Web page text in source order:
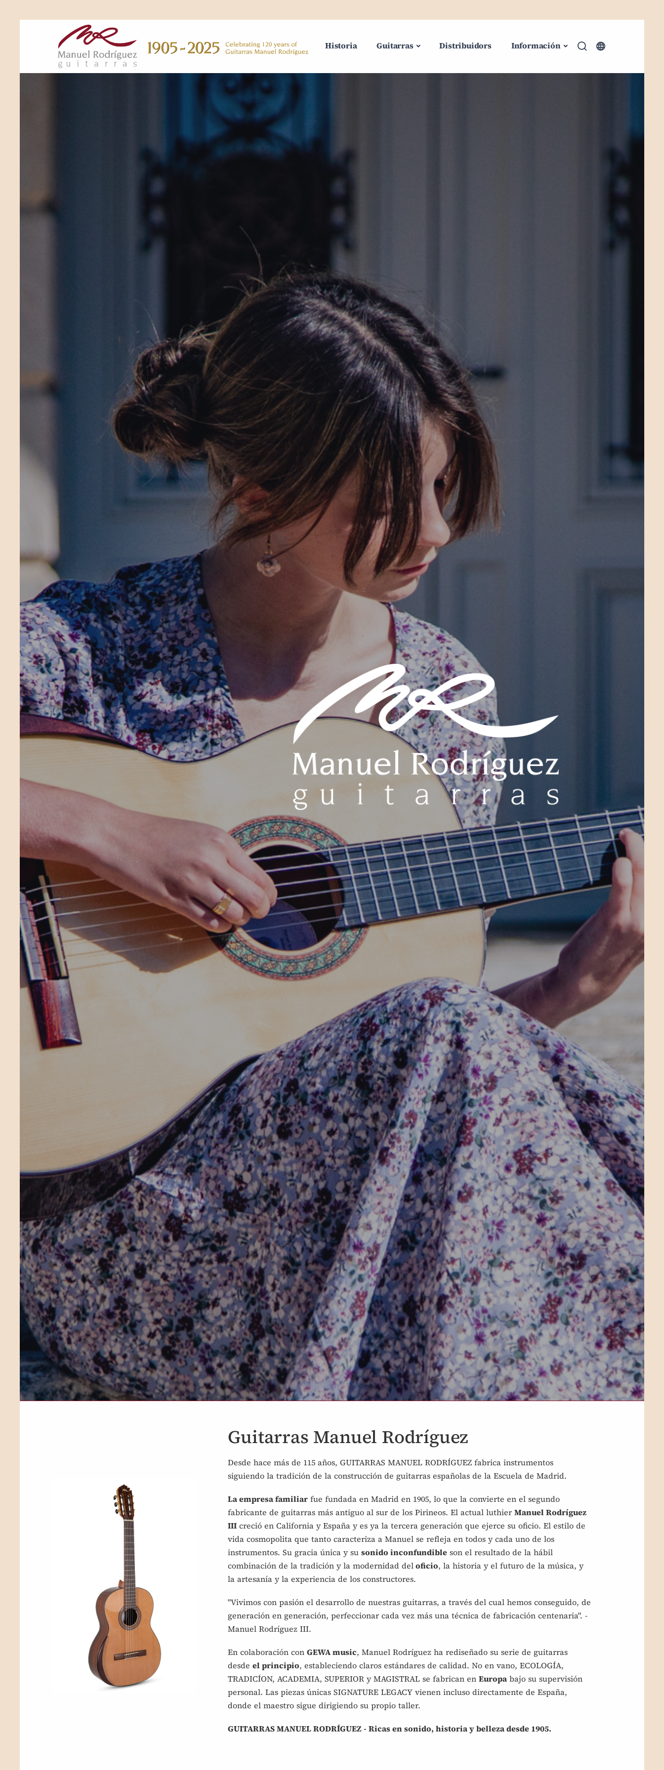
Historia Guitarras Distribuidors Información
Guitarras Manuel Rodríguez
Desde hace más de 115 años, GUITARRAS MANUEL RODRÍGUEZ fabrica instrumentos
siguiendo la tradición de la construcción de guitarras españolas de la Escuela de Madrid.
La empresa familiar fue fundada en Madrid en 1905, lo que la convierte en el segundo
fabricante de guitarras más antiguo al sur de los Pirineos. El actual luthierManuel Rodríguez
III creció en California y España y es ya la tercera generación que ejerce su oficio. El estilo de
vida cosmopolita que tanto caracteriza a Manuel se refleja en todos y cada uno de los
instrumentos. Su gracia única y susonido inconfundible son el resultado de la hábil
combinación de la tradición y la modernidad deloficio, la historia y el futuro de la música, y
la artesanía y la experiencia de los constructores.
"Vivimos con pasión el desarrollo de nuestras guitarras, a través del cual hemos conseguido, de
generación en generación, perfeccionar cada vez más una técnica de fabricación centenaria". -
Manuel Rodríguez III.
En colaboración conGEWA music, Manuel Rodríguez ha rediseñado su serie de guitarras
desdeel principio, estableciendo claros estándares de calidad. No en vano, ECOLOGÍA,
TRADICÍON, ACADEMIA, SUPERIOR y MAGISTRAL se fabrican enEuropa bajo su supervisión
personal. Las piezas únicas SIGNATURE LEGACY vienen incluso directamente de España,
donde el maestro sigue dirigiendo su propio taller.
GUITARRAS MANUEL RODRÍGUEZ - Ricas en sonido, historia y belleza desde 1905.